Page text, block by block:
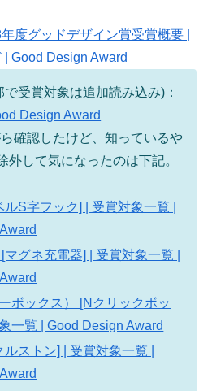
度グッドデザイン賞受賞概要 |
Good Design Award
受賞対象は追加読み込み)：
Design Award
確認したけど、知っているや
外して気になったのは下記。
S字フック] | 受賞対象一覧 |
グネ充電器] | 受賞対象一覧 |
ボックス） [Nクリックボッ
一覧 | Good Design Award
ストン] | 受賞対象一覧 |